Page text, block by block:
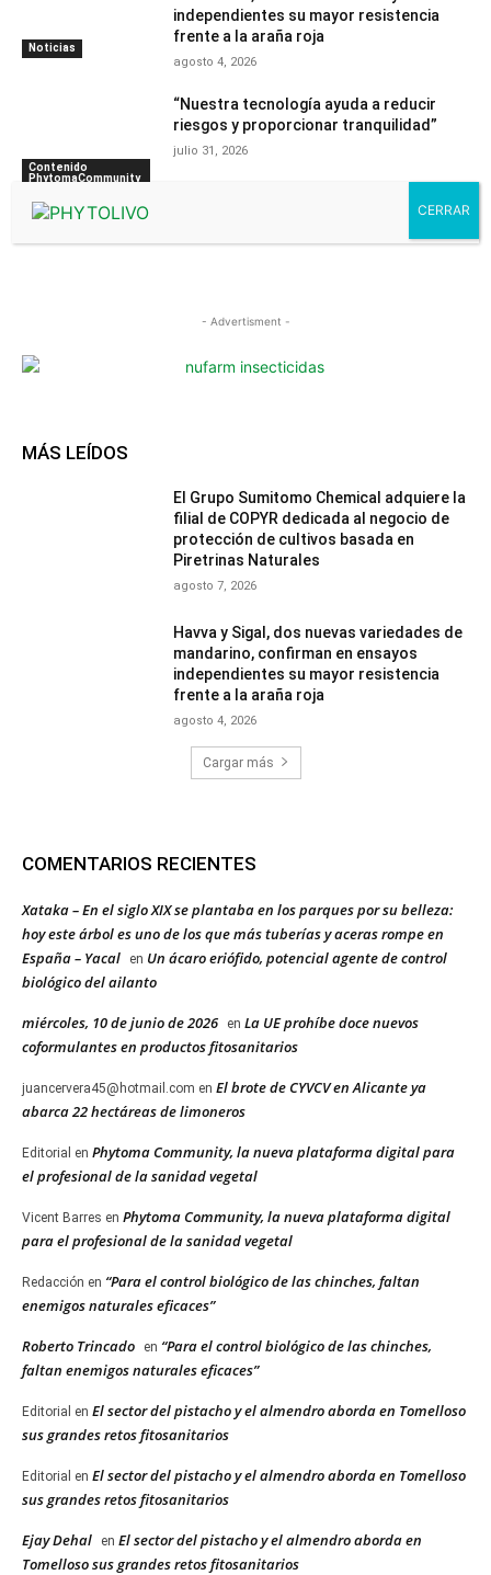
Noticias
independientes su mayor resistencia
frente a la araña roja
agosto 4, 2026
Contenido
PhytomaCommunity
“Nuestra tecnología ayuda a reducir
riesgos y proporcionar tranquilidad”
julio 31, 2026
- Advertisment -
MÁS LEÍDOS
El Grupo Sumitomo Chemical adquiere la
filial de COPYR dedicada al negocio de
protección de cultivos basada en
Piretrinas Naturales
agosto 7, 2026
Havva y Sigal, dos nuevas variedades de
mandarino, confirman en ensayos
independientes su mayor resistencia
frente a la araña roja
agosto 4, 2026
Cargar más
COMENTARIOS RECIENTES
Xataka – En el siglo XIX se plantaba en los parques por su belleza:
hoy este árbol es uno de los que más tuberías y aceras rompe en
España – Yacal
en Un ácaro eriófido, potencial agente de control
biológico del ailanto
miércoles, 10 de junio de 2026 en La UE prohíbe doce nuevos
coformulantes en productos fitosanitarios
juancervera45@hotmail.com en El brote de CYVCV en Alicante ya
abarca 22 hectáreas de limoneros
Editorial en Phytoma Community, la nueva plataforma digital para
el profesional de la sanidad vegetal
Vicent Barres en Phytoma Community, la nueva plataforma digital
para el profesional de la sanidad vegetal
Redacción en “Para el control biológico de las chinches, faltan
enemigos naturales eficaces”
Roberto Trincado en “Para el control biológico de las chinches,
faltan enemigos naturales eficaces”
Editorial en El sector del pistacho y el almendro aborda en Tomelloso
sus grandes retos fitosanitarios
Editorial en El sector del pistacho y el almendro aborda en Tomelloso
sus grandes retos fitosanitarios
Ejay Dehal en El sector del pistacho y el almendro aborda en
Tomelloso sus grandes retos fitosanitarios